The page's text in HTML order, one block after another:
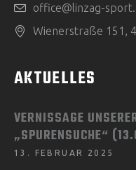
office@linzag-
Wienerstraße 151,
AKTUELLES
VERNISSAGE
„SPURENSUCHE“
13. FEBRUAR 2025